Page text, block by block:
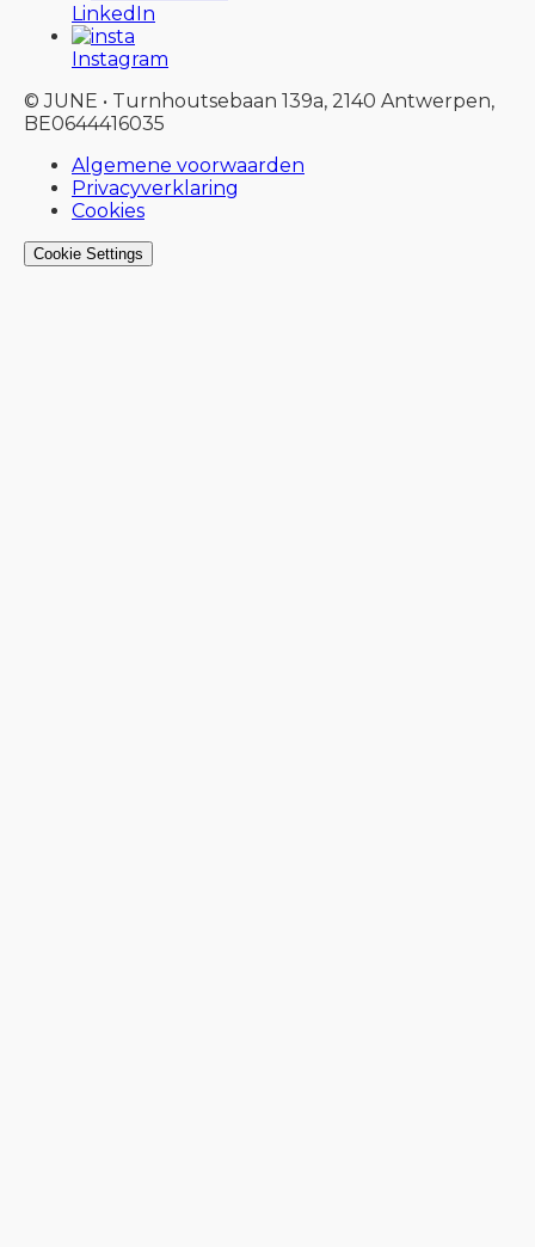
LinkedIn
Instagram
© JUNE • Turnhoutsebaan 139a, 2140 Antwerpen,
BE0644416035
Algemene voorwaarden
Privacyverklaring
Cookies
Cookie Settings